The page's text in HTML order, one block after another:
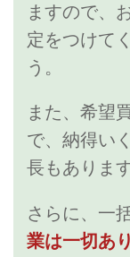
ますので、
定をつけて
う。
また、希望
で、納得い
長もあります
さらに、一
業は一切あ